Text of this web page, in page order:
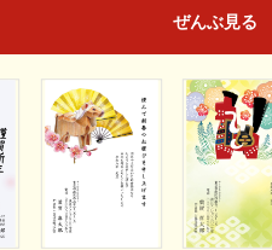
ぜんぶ見る